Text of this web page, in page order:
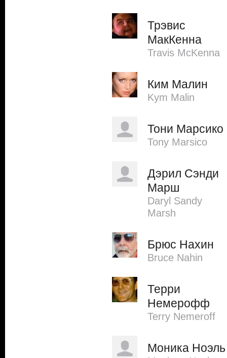
Трэвис
МакКенна
Travis McKenna
Ким Малин
Kym Malin
Тони Марсико
Tony Marsico
Дэрил Сэнди
Марш
Daryl Sandy
Marsh
Брюс Нахин
Bruce Nahin
Терри
Немерофф
Terry Nemeroff
Моника Ноэль